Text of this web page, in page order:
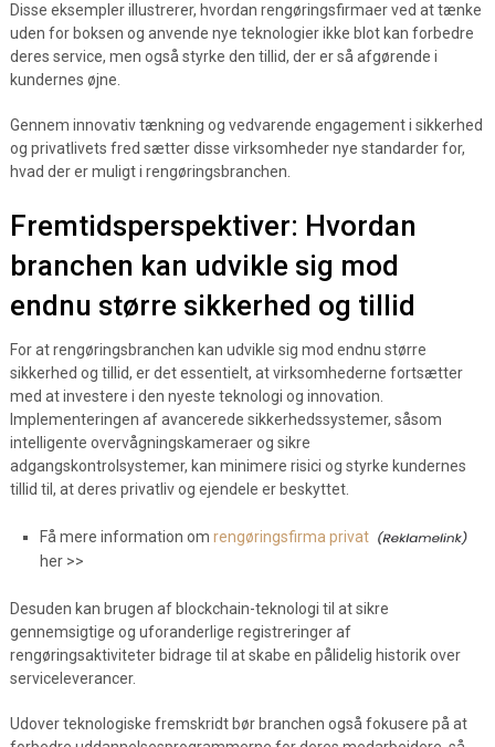
Disse eksempler illustrerer, hvordan rengøringsfirmaer ved at tænke
uden for boksen og anvende nye teknologier ikke blot kan forbedre
deres service, men også styrke den tillid, der er så afgørende i
kundernes øjne.
Gennem innovativ tænkning og vedvarende engagement i sikkerhed
og privatlivets fred sætter disse virksomheder nye standarder for,
hvad der er muligt i rengøringsbranchen.
Fremtidsperspektiver: Hvordan
branchen kan udvikle sig mod
endnu større sikkerhed og tillid
For at rengøringsbranchen kan udvikle sig mod endnu større
sikkerhed og tillid, er det essentielt, at virksomhederne fortsætter
med at investere i den nyeste teknologi og innovation.
Implementeringen af avancerede sikkerhedssystemer, såsom
intelligente overvågningskameraer og sikre
adgangskontrolsystemer, kan minimere risici og styrke kundernes
tillid til, at deres privatliv og ejendele er beskyttet.
Få mere information om rengøringsfirma privat
her >>
Desuden kan brugen af blockchain-teknologi til at sikre
gennemsigtige og uforanderlige registreringer af
rengøringsaktiviteter bidrage til at skabe en pålidelig historik over
serviceleverancer.
Udover teknologiske fremskridt bør branchen også fokusere på at